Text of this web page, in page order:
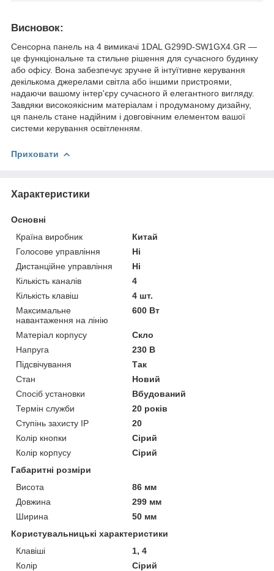
Висновок:
Сенсорна панель на 4 вимикачі 1DAL G299D-SW1GX4.GR —
це функціональне та стильне рішення для сучасного будинку
або офісу. Вона забезпечує зручне й інтуїтивне керування
декількома джерелами світла або іншими пристроями,
надаючи вашому інтер'єру сучасного й елегантного вигляду.
Завдяки високоякісним матеріалам і продуманому дизайну,
ця панель стане надійним і довговічним елементом вашої
системи керування освітленням.
Приховати
Характеристики
Основні
Країна виробник
Китай
Голосове управління
Ні
Дистанційне управління
Ні
Кількість каналів
4
Кількість клавіш
4 шт.
Максимальне
навантаження на лінію
600 Вт
Матеріал корпусу
Скло
Напруга
230 В
Підсвічування
Так
Стан
Новий
Спосіб установки
Вбудований
Термін служби
20 років
Ступінь захисту IP
20
Колір кнопки
Сірий
Колір корпусу
Сірий
Габаритні розміри
Висота
86 мм
Довжина
299 мм
Ширина
50 мм
Користувальницькі характеристики
Клавіші
1, 4
Колір
Сірий